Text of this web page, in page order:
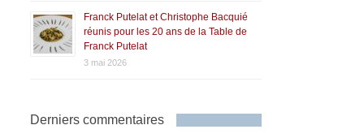
Franck Putelat et Christophe Bacquié
réunis pour les 20 ans de la Table de
Franck Putelat
3 mai 2026
Derniers commentaires